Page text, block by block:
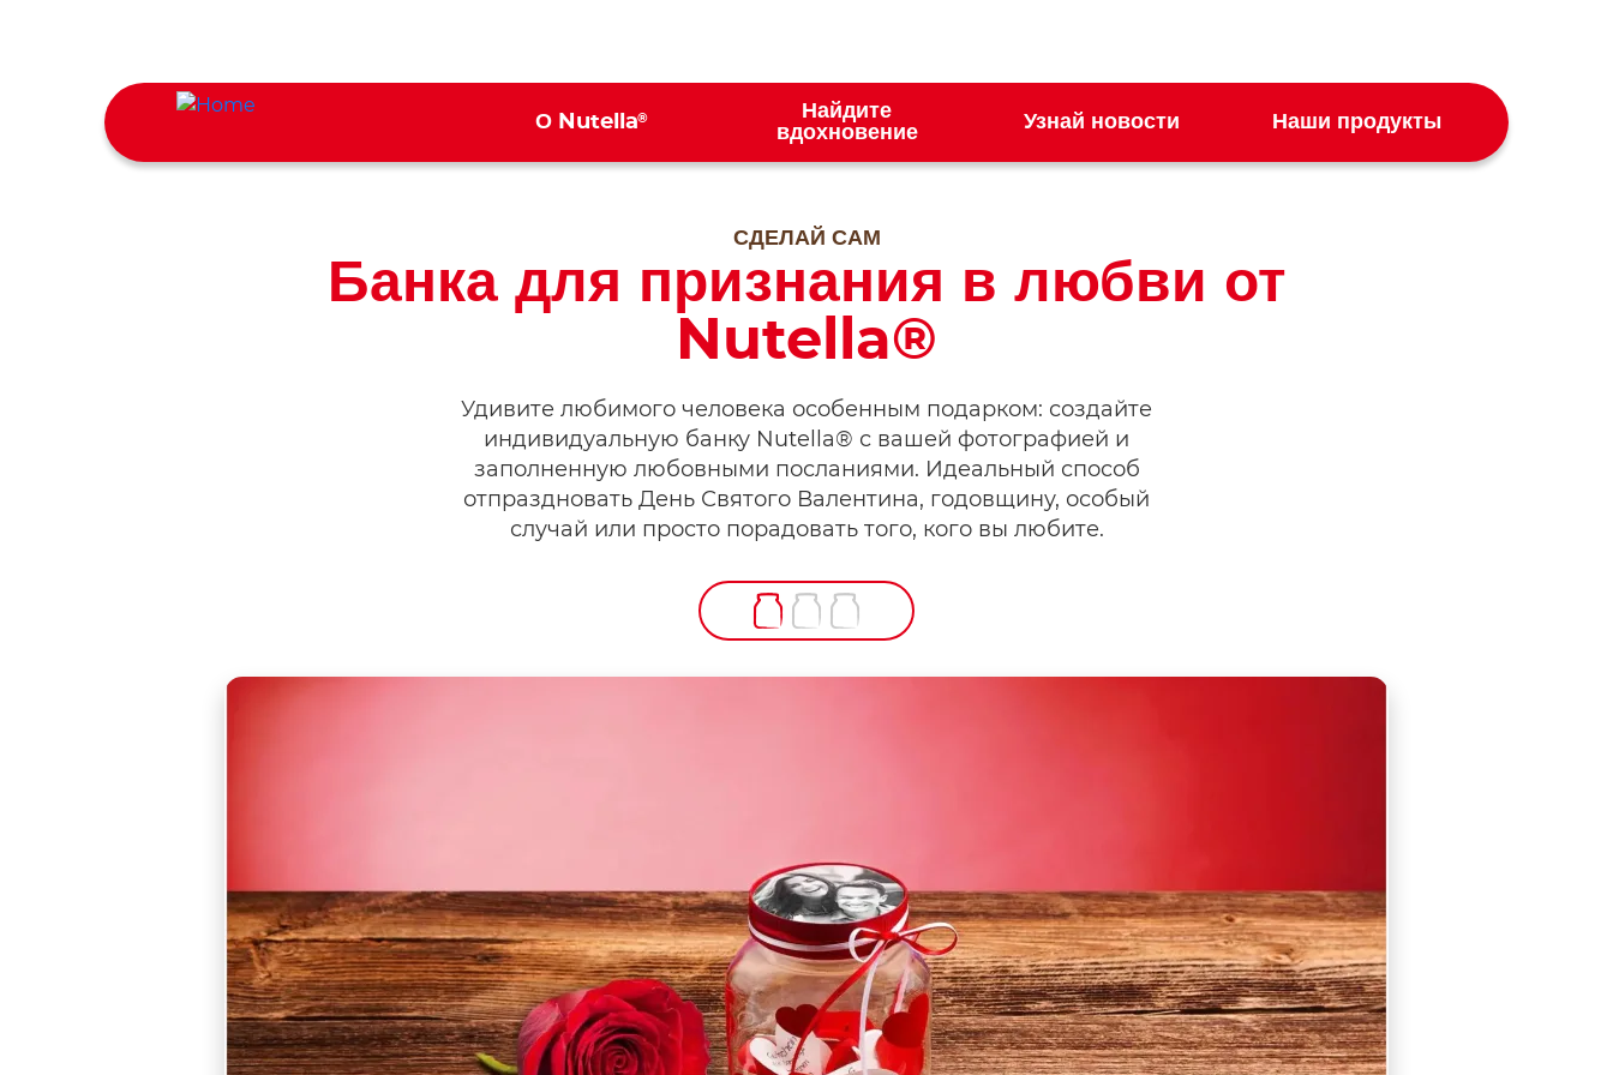
navigationО Nutella®
Найдите
вдохновение
Узнай новости Наши продукты
СДЕЛАЙ САМ
Банка для признания в любви от
Nutella®
Удивите любимого человека особенным подарком: создайте
индивидуальную банку Nutella® с вашей фотографией и
заполненную любовными посланиями. Идеальный способ
отпраздновать День Святого Валентина, годовщину, особый
случай или просто порадовать того, кого вы любите.